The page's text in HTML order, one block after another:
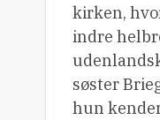
kirken,
indre
søster
hun